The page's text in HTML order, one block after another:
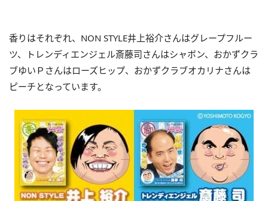
香りはそれぞれ、NON STYLE井上裕介さんはグレープフルー
ツ、トレンディエンジェル斎藤司さんはシャボン、おかずクラ
ブゆいＰさんはローズヒップ、おかずクラブオカリナさんは
ピーチとなっています。